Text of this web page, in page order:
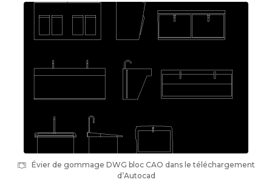
Évier de gommage DWG bloc CAO dans le téléchargement
d’Autocad